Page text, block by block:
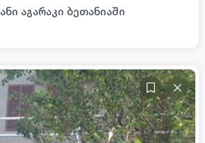
აგარაკი ბეთანიაში